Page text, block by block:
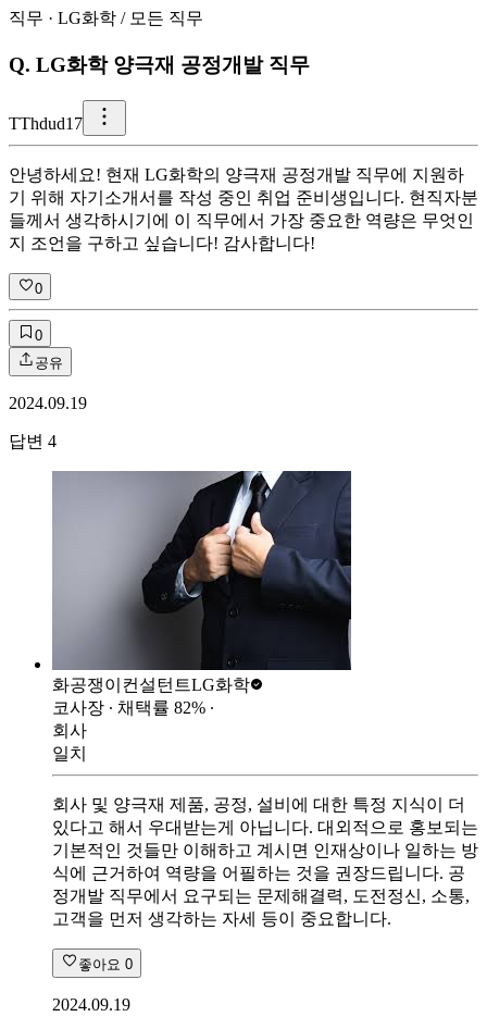
직무 · LG화학 / 모든 직무
Q. LG화학 양극재 공정개발 직무
TThdud17
안녕하세요! 현재 LG화학의 양극재 공정개발 직무에 지원하
기 위해 자기소개서를 작성 중인 취업 준비생입니다. 현직자분
들께서 생각하시기에 이 직무에서 가장 중요한 역량은 무엇인
지 조언을 구하고 싶습니다! 감사합니다!
0
0
공유
2024.09.19
답변 4
화공쟁이컨설턴트LG화학
코사장 ∙ 채택률 82% ∙
회사
일치
회사 및 양극재 제품, 공정, 설비에 대한 특정 지식이 더
있다고 해서 우대받는게 아닙니다. 대외적으로 홍보되는
기본적인 것들만 이해하고 계시면 인재상이나 일하는 방
식에 근거하여 역량을 어필하는 것을 권장드립니다. 공
정개발 직무에서 요구되는 문제해결력, 도전정신, 소통,
고객을 먼저 생각하는 자세 등이 중요합니다.
좋아요 0
2024.09.19